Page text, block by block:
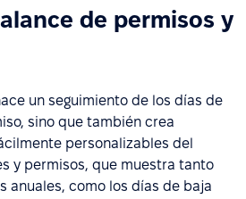
de permisos y
un seguimiento de los días de
sino que también crea
personalizables del
y permisos, que muestra tanto
anuales, como los días de baja